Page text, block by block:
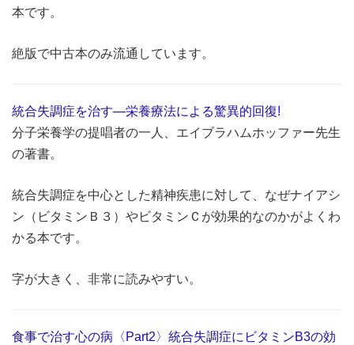
本です。
絶版で中古本のみ流通しています。
統合失調症を治す―栄養療法による驚異的回復!
分子栄養学の提唱者の一人、エイブラハムホッファー先生
の著書。
統合失調症を中心とした精神疾患に対して、なぜナイアシ
ン（ビタミンＢ３）やビタミンＣが効果的なのかがよくわ
かる本です。
字が大きく、非常に読みやすい。
食事で治す心の病〈Part2〉統合失調症にビタミンB3の効